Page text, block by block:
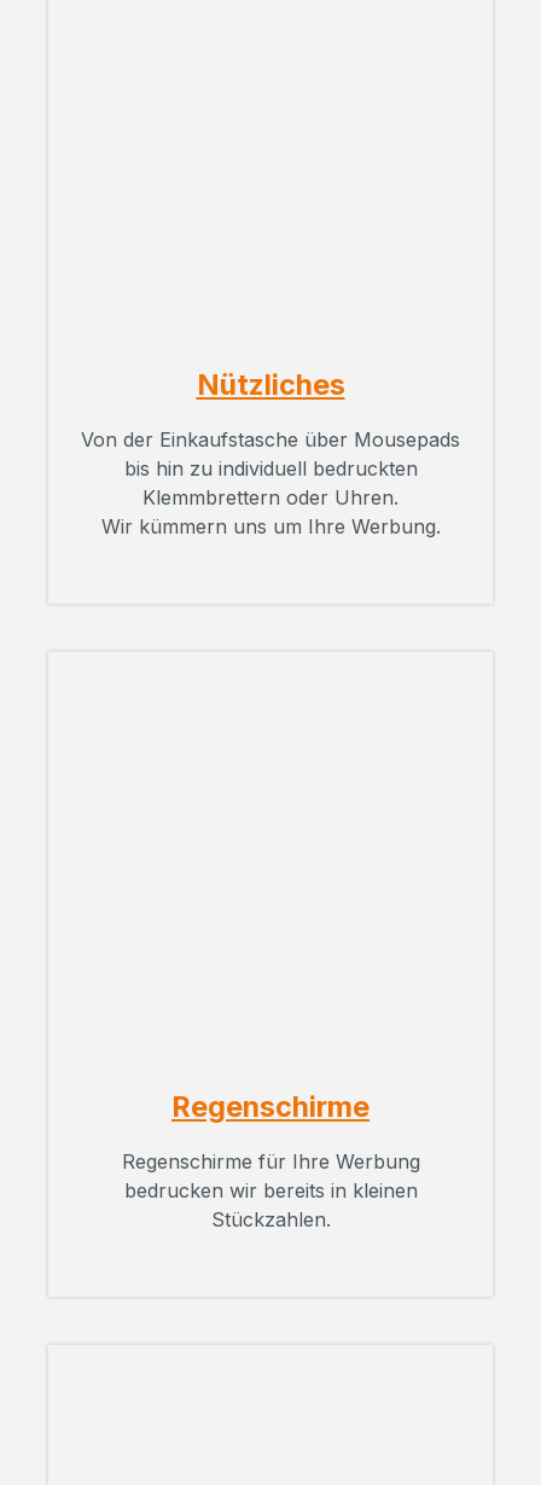
Nützliches
Von der Einkaufstasche über Mousepads
bis hin zu individuell bedruckten
Klemmbrettern oder Uhren.
Wir kümmern uns um Ihre Werbung.
Regenschirme
Regenschirme für Ihre Werbung
bedrucken wir bereits in kleinen
Stückzahlen.